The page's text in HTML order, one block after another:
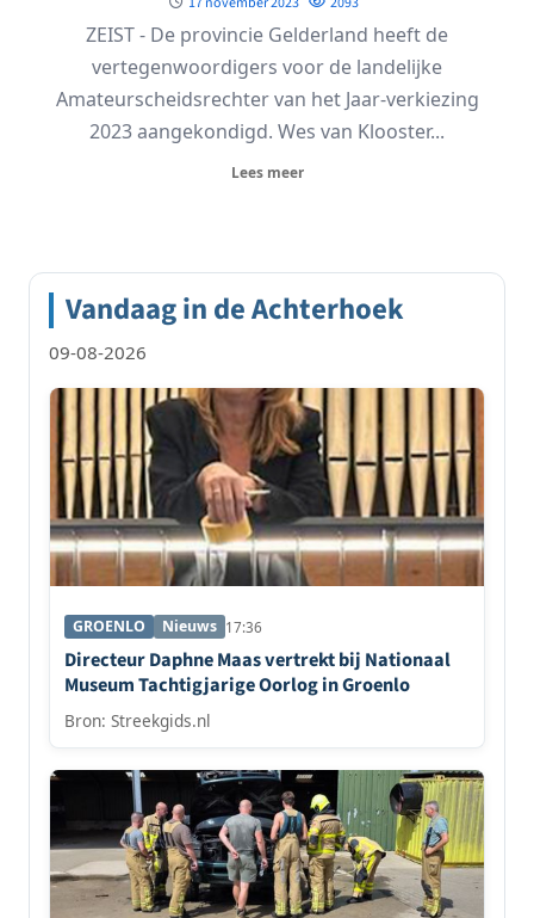
ZEIST - De provincie Gelderland heeft de
vertegenwoordigers voor de landelijke
Amateurscheidsrechter van het Jaar-verkiezing
2023 aangekondigd. Wes van Klooster...
Lees meer
Vandaag in de Achterhoek
09-08-2026
GROENLO Nieuws 17:36
Directeur Daphne Maas vertrekt bij Nationaal
Museum Tachtigjarige Oorlog in Groenlo
Bron: Streekgids.nl